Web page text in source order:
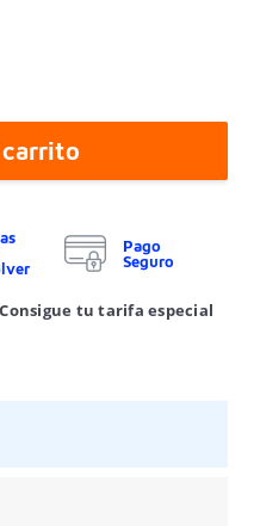
Pago
Seguro
tu tarifa especial